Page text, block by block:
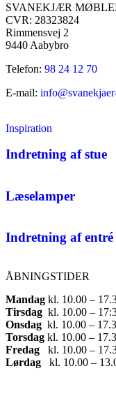
SVANEKJÆR
CVR: 28323824
Rimmensvej 2
9440 Aabybro
Telefon: 98 24 12 70
E-mail:
Inspiration
Indretning af stue
Læselamper
Indretning af entré
ÅBNINGSTIDER
Mandag kl. 10.00 –
Tirsdag
kl. 10.00 –
Onsdag
kl. 10.00 –
Torsdag kl. 10.00 –
Fredag
kl. 10.00 –
Lørdag
kl. 10.00 –